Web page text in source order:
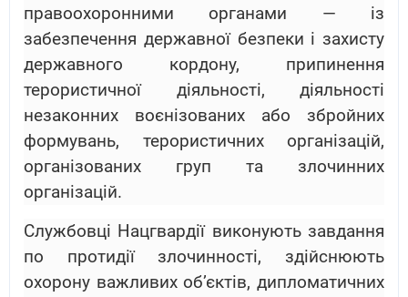
правоохоронними органами — із
забезпечення державної безпеки і захисту
державного кордону, припинення
терористичної діяльності, діяльності
незаконних воєнізованих або збройних
формувань, терористичних організацій,
організованих груп та злочинних
організацій.
Службовці Нацгвардії виконують завдання
по протидії злочинності, здійснюють
охорону важливих об’єктів, дипломатичних